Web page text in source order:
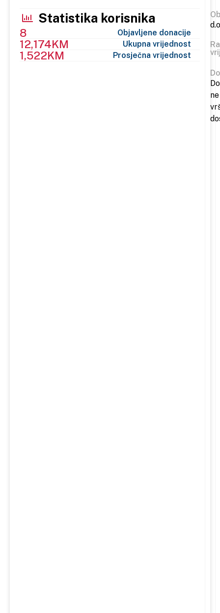
Statistika korisnika
8 Objavljene donacije
12,174KM Ukupna vrijednost
1,522KM Prosječna vrijednost
ne